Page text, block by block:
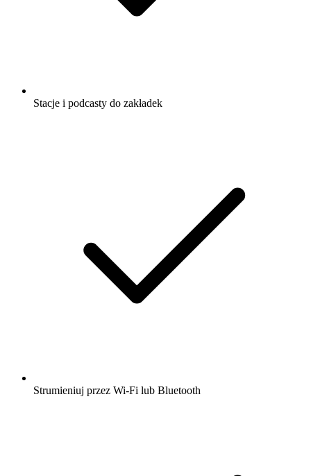
Stacje i podcasty do zakładek
Strumieniuj przez Wi-Fi lub Bluetooth